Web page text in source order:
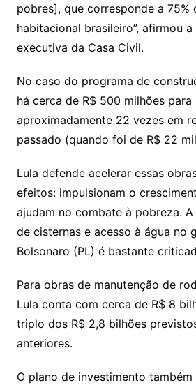
pobres], que corresponde a 75%
habitacional brasileiro”, afirmou
executiva da Casa Civil.
No caso do programa de
há cerca de R$ 500 milhões
aproximadamente 22 vezes em
passado (quando foi de R$ 22
Lula defende acelerar essas
efeitos: impulsionam o
ajudam no combate à pobreza.
de cisternas e acesso à água no
Bolsonaro (PL) é bastante
Para obras de manutenção de
Lula conta com cerca de R$ 8
triplo dos R$ 2,8 bilhões
anteriores.
O plano de investimento